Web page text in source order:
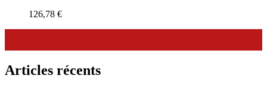
126,78 €
Articles récents